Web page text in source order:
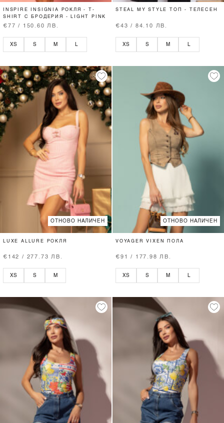
INSPIRE INSIGNIA РОКЛЯ - T-
SHIRT С БРОДЕРИЯ - LIGHT PINK
€77 / 150.60 ЛВ.
XS S M
STEAL MY STYLE ТОП - ТЕЛЕСЕН
€43 / 84.10 ЛВ.
XS S M
ОТНОВО НАЛИЧЕН
LUXE ALLURE РОКЛЯ
€142 / 277.73 ЛВ.
XS S M
ОТНОВО НАЛИЧЕН
VOYAGER VIXEN ПОЛА
€91 / 177.98 ЛВ.
XS S M L